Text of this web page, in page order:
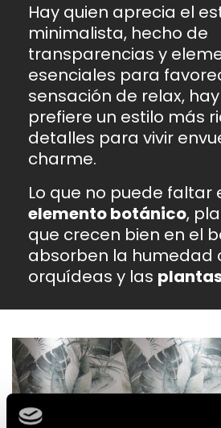
Hay quien aprecia el
minimalista, hecho de
transparencias y
esenciales para
sensación de relax,
prefiere un estilo más
detalles para vivir
charme.
Lo que no puede faltar
elemento botánico,
que crecen bien en el
absorben la humedad
orquídeas y las